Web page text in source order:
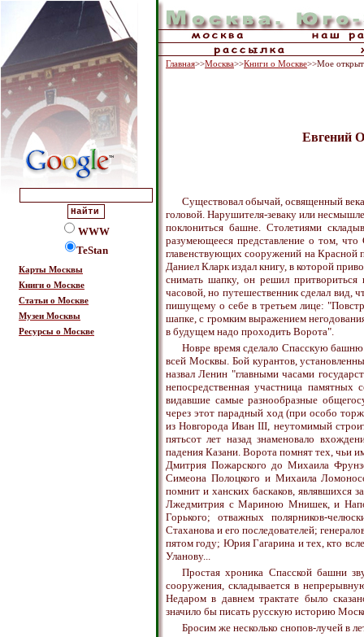
WWW
TeStan
Карты Москвы
Книги о Москве
Статьи о Москве
Музеи Москвы
Ресурсы о Москве
Главная>>Москва>>Книги о Москве>>Мое
Евгений
Существовал обычай, освященный
головой. Нарушителя-зеваку или
поклониться башне. Столетиями
разумеющееся представление о том,
главенствующих сооружений на Красной
Даниел Кларк издал книгу, в которой
снимать шапку, он решил
часовой, но путешественник сделал вид,
пишущему о себе в третьем лице:
шапке, с громким выражением
в будущем надо проходить Ворота".
Новре время сделало Спасскую башню
всей Москвы. Бой курантов,
назвал Ленин "главными часами
непосредственная участница
видавшие самые разнообразные
через этот парадный ход (при особо
из Новгорода Иван III, неутомимый
пятьсот лет назад знаменовало
падения Казани. Ворота помнят тех, чьи
Дмитрия Пожарского до Михаила
Симеона Полоцкого и Михаила
помнит и ханских баскаков, являвшихся
Лжедмитрия с Мариною Мнишек, и
Горького; отважных полярников-
Стаханова и его последователей;
пятом году; Юрия Гагарина и тех, кто
Уланову...
Простая хроника Спасской башни
сооружения, складывается в
Недаром в давнем трактате было
значило бы писать русскую историю
Бросим же несколько снопов-лучей в